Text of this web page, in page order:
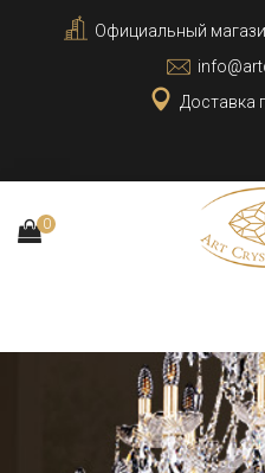
Официальный
Доставка
0